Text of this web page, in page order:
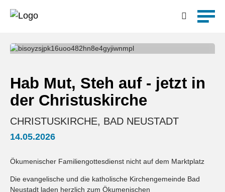
Hab Mut, Steh auf - jetzt in
der Christuskirche
CHRISTUSKIRCHE, BAD NEUSTADT
14.05.2026
Ökumenischer Familiengottesdienst nicht auf dem Marktplatz
Die evangelische und die katholische Kirchengemeinde Bad
Neustadt laden herzlich zum Ökumenischen